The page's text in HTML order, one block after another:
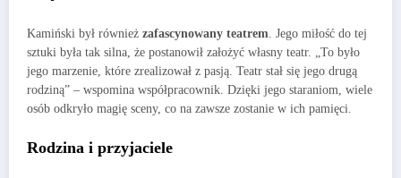
Kamiński był również zafascynowany teatrem. Jego miłość do tej
sztuki była tak silna, że postanowił założyć własny teatr. „To było
jego marzenie, które zrealizował z pasją. Teatr stał się jego drugą
rodziną” – wspomina współpracownik. Dzięki jego staraniom, wiele
osób odkryło magię sceny, co na zawsze zostanie w ich pamięci.
Rodzina i przyjaciele